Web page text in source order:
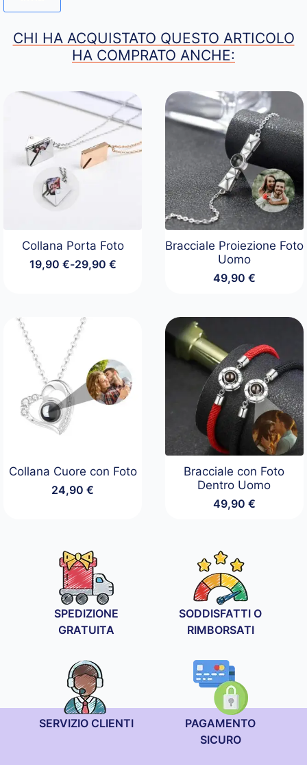
CHI HA ACQUISTATO QUESTO ARTICOLO
HA COMPRATO ANCHE:
Collana Porta Foto
19,90 €-29,90 €
Fascia
19,90 €
a
29,90 €
Bracciale Proiezione Foto
Uomo
49,90 €
Collana Cuore con Foto
24,90€
Bracciale con Foto
Dentro Uomo
49,90 €
SPEDIZIONE
GRATUITA
SODDISFATTI O
RIMBORSATI
SERVIZIO CLIENTI
PAGAMENTO
SICURO